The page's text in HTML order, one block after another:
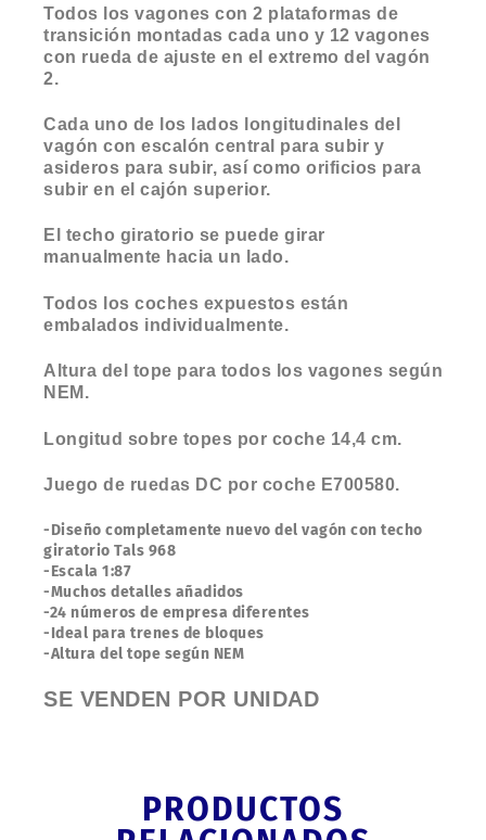
Todos los vagones con 2 plataformas de
transición montadas cada uno y 12 vagones
con rueda de ajuste en el extremo del vagón
2.
Cada uno de los lados longitudinales del
vagón con escalón central para subir y
asideros para subir, así como orificios para
subir en el cajón superior.
El techo giratorio se puede girar
manualmente hacia un lado.
Todos los coches expuestos están
embalados individualmente.
Altura del tope para todos los vagones según
NEM.
Longitud sobre topes por coche 14,4 cm.
Juego de ruedas DC por coche E700580.
-Diseño completamente nuevo del vagón con techo
giratorio Tals 968
-Escala 1:87
-Muchos detalles añadidos
-24 números de empresa diferentes
-Ideal para trenes de bloques
-Altura del tope según NEM
SE VENDEN POR UNIDAD
PRODUCTOS